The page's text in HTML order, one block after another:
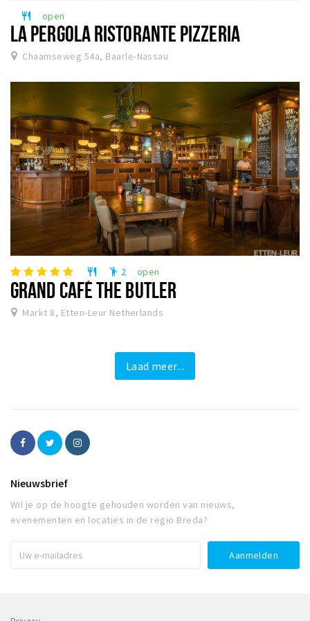
restaurant open
LA PERGOLA RISTORANTE PIZZERIA
Chaamseweg 54a, Baarle-Nassau
restaurant emoji_people 2 open
GRAND CAFÉ THE BUTLER
Markt 8, Etten-Leur Netherlands
Laad meer...
Nieuwsbrief
Wil je op de hoogte gehouden worden van nieuws,
evenementen en locaties in de regio Breda?